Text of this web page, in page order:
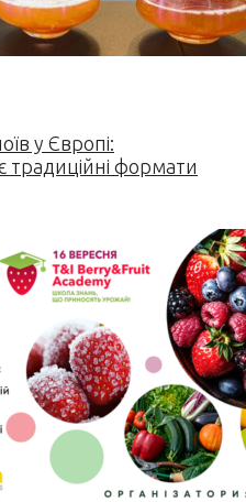
у Європі:
традиційні формати